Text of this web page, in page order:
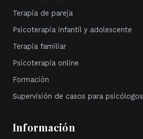
Terapia de pareja
Psicoterapia infantil y adolescente
Terapia familiar
Psicoterapia online
Formación
Supervisión de casos para psicólogos
Información